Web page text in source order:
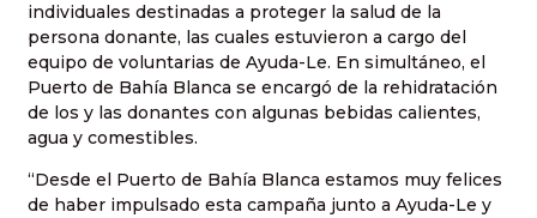
individuales destinadas a proteger la salud de la
persona donante, las cuales estuvieron a cargo del
equipo de voluntarias de Ayuda-Le. En simultáneo, el
Puerto de Bahía Blanca se encargó de la rehidratación
de los y las donantes con algunas bebidas calientes,
agua y comestibles.
“Desde el Puerto de Bahía Blanca estamos muy felices
de haber impulsado esta campaña junto a Ayuda-Le y